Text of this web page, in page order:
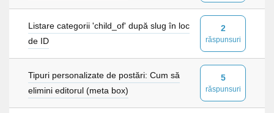
Listare categorii 'child_of' după slug în loc
de ID
2
răspunsuri
Tipuri personalizate de postări: Cum să
elimini editorul (meta box)
5
răspunsuri